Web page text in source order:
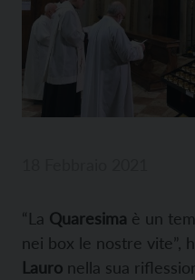
“La Quaresima è un
nei box le nostre vite”,
Lauro nella sua